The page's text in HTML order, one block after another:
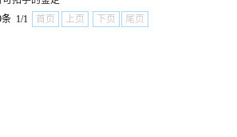
条 1/1
首页 上页 下页 尾页